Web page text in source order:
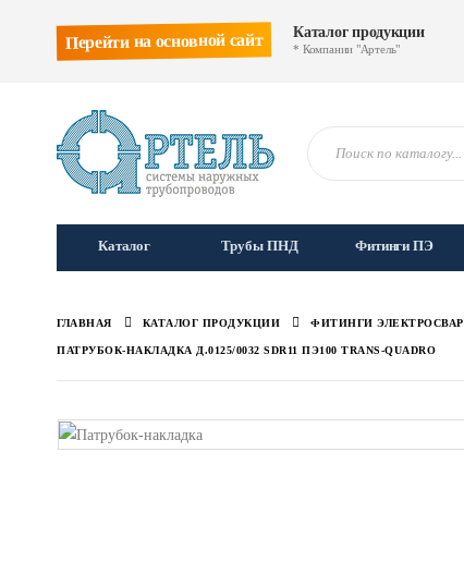
Перейти на основной сайт Каталог продукции
* Компании "Артель"
Каталог Трубы ПНД Фитинги ПЭ
ГЛАВНАЯ КАТАЛОГ ПРОДУКЦИИ ФИТИНГИ
ПАТРУБОК-НАКЛАДКА Д.0125/0032 SDR11 ПЭ100 TRANS-QUADRO